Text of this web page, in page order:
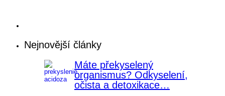
Nejnovější články
Máte překyselený
organismus? Odkyselení,
očista a detoxikace…